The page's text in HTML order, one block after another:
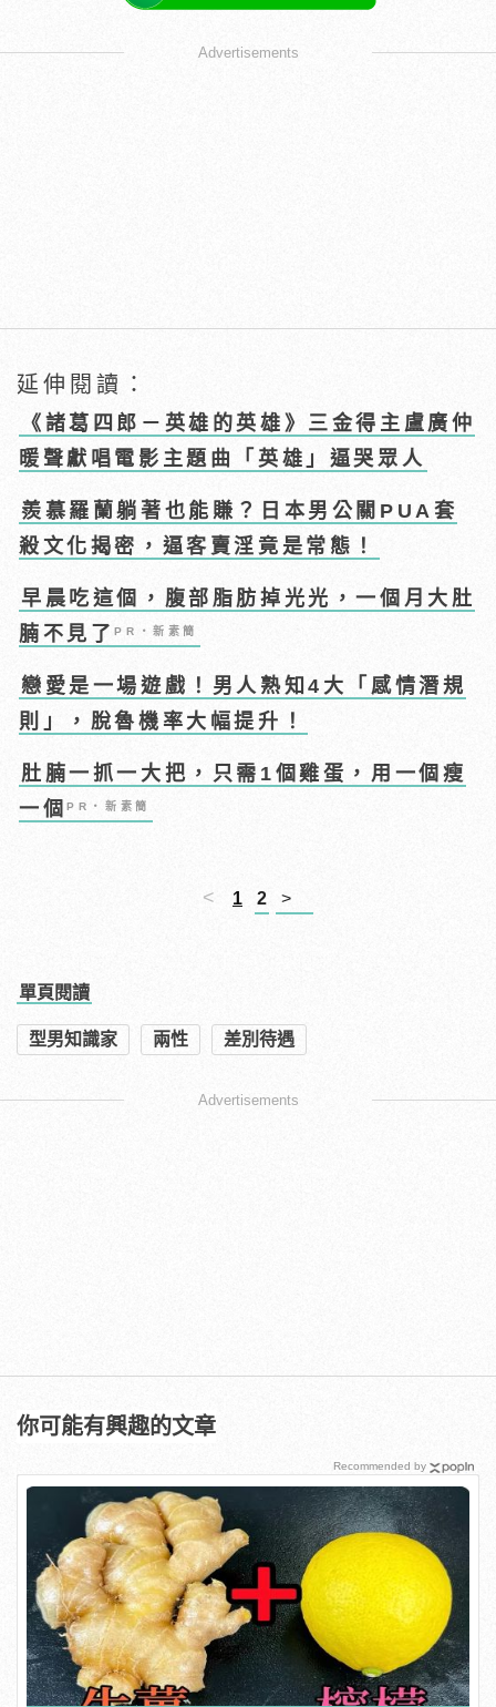
Advertisements
延伸閱讀：
《諸葛四郎－英雄的英雄》三金得主盧廣仲
暖聲獻唱電影主題曲「英雄」逼哭眾人
羨慕羅蘭躺著也能賺？日本男公關PUA套
殺文化揭密，逼客賣淫竟是常態！
早晨吃這個，腹部脂肪掉光光，一個月大肚
腩不見了PR・新素簡
戀愛是一場遊戲！男人熟知4大「感情潛規
則」，脫魯機率大幅提升！
肚腩一抓一大把，只需1個雞蛋，用一個瘦
一個PR・新素簡
< 1 2 >
單頁閱讀
型男知識家 兩性 差別待遇
Advertisements
你可能有興趣的文章
Recommended by